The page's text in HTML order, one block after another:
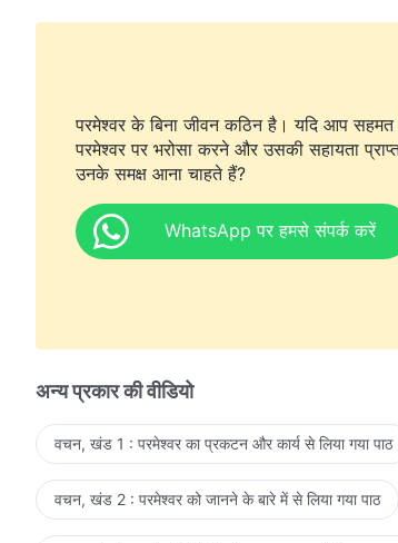
परमेश्वर के बिना जीवन कठिन है। यदि आप
परमेश्वर पर भरोसा करने और उसकी सहायता
उनके समक्ष आना चाहते हैं?
WhatsApp पर हमसे संपर्क करें
अन्य प्रकार की वीडियो
वचन, खंड 1 : परमेश्वर का प्रकटन और कार्य से लिया गया पाठ
वचन, खंड 2 : परमेश्वर को जानने के बारे में से लिया गया पाठ